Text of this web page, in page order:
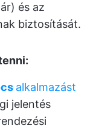
és az
biztosítását.
alkalmazást
jelentés